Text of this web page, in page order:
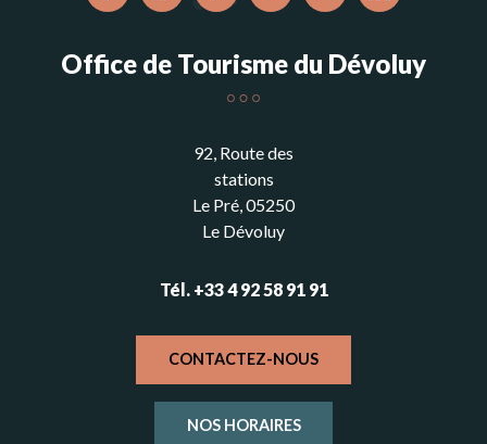
Office de Tourisme du Dévoluy
92, Route des
stations
Le Pré, 05250
Le Dévoluy
Tél. +33 4 92 58 91 91
CONTACTEZ-NOUS
NOS HORAIRES